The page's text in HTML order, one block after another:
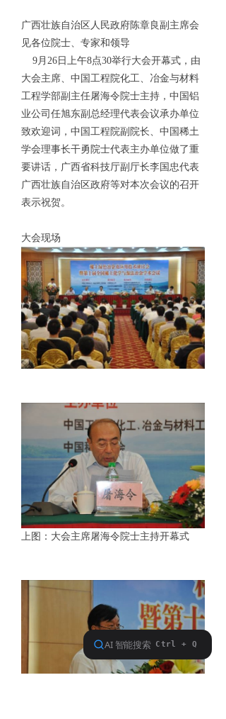
广西壮族自治区人民政府陈章良副主席会
见各位院士、专家和领导
9月26日上午8点30举行大会开幕式，由
大会主席、中国工程院化工、冶金与材料
工程学部副主任屠海令院士主持，中国铝
业公司任旭东副总经理代表会议承办单位
致欢迎词，中国工程院副院长、中国稀土
学会理事长干勇院士代表主办单位做了重
要讲话，广西省科技厅副厅长李国忠代表
广西壮族自治区政府等对本次会议的召开
表示祝贺。
大会现场
上图：大会主席屠海令院士主持开幕式